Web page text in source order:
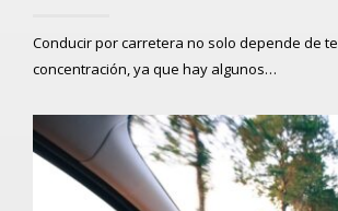
Conducir por carretera no solo depende de
concentración, ya que hay algunos…